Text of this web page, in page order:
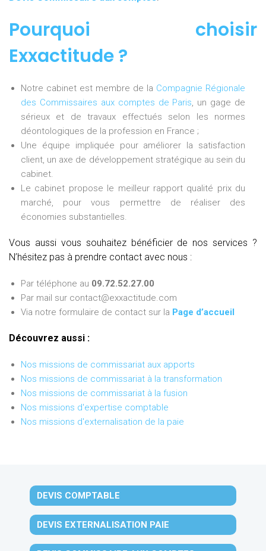
Pourquoi choisir
Exxactitude ?
Notre cabinet est membre de la Compagnie Régionale
des Commissaires aux comptes de Paris, un gage de
sérieux et de travaux effectués selon les normes
déontologiques de la profession en France ;
Une équipe impliquée pour améliorer la satisfaction
client, un axe de développement stratégique au sein du
cabinet.
Le cabinet propose le meilleur rapport qualité prix du
marché, pour vous permettre de réaliser des
économies substantielles.
Vous aussi vous souhaitez bénéficier de nos services ?
N’hésitez pas à prendre contact avec nous :
Par téléphone au 09.72.52.27.00
Par mail sur contact@exxactitude.com
Via notre formulaire de contact sur la Page d’accueil
Découvrez aussi :
Nos missions de commissariat aux apports
Nos missions de commissariat à la transformation
Nos missions de commissariat à la fusion
Nos missions d'expertise comptable
Nos missions d'externalisation de la paie
DEVIS COMPTABLE
DEVIS EXTERNALISATION PAIE